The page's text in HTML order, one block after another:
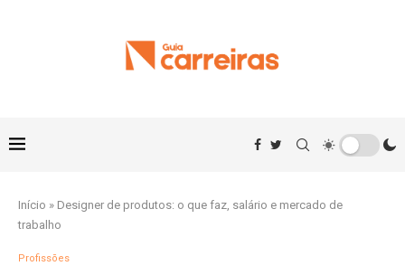
Início » Designer de produtos: o que faz, salário e mercado de
trabalho
Profissões